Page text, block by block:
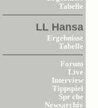
Tabelle
LL Hansa
Ergebnisse
Tabelle
Forum
Live
Interview
Tippspiel
Spr che
Newsarchiv